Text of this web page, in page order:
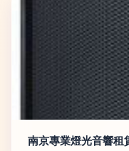
南京專業燈光音響租